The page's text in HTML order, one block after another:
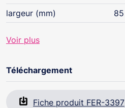
largeur (mm) 85
Voir plus
Téléchargement
Fiche produit FER-3397